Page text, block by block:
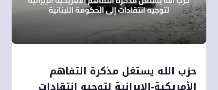
حزب الله يستغل مذكرة التفاهم